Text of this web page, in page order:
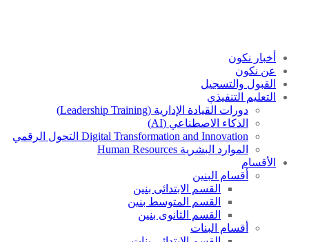
أخبار نكون
عن نكون
القبول والتسجيل
التعليم التنفيذي
دورات القيادة الإدارية (Leadership Training)
الذكاء الاصطناعي (AI)
Digital Transformation and Innovation التحول الرقمي
الموارد البشرية Human Resources
الأقسام
أقسام البنين
القسم الابتدائى بنين
القسم المتوسط بنين
القسم الثانوى بنين
أقسام البنات